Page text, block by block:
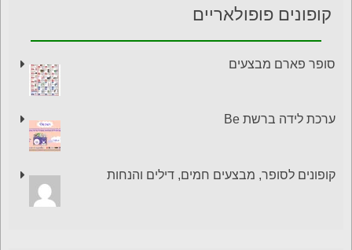
קופונים פופולאריים
סופר פארם מבצעים
ערכת לידה ברשת Be
קופונים לסופר, מבצעים חמים, דילים והנחות